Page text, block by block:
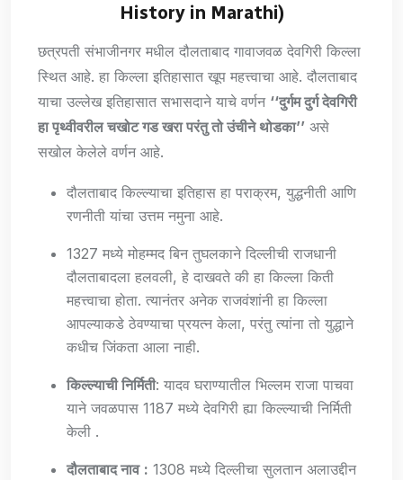
History in Marathi)
छत्रपती संभाजीनगर मधील दौलताबाद गावाजवळ देवगिरी किल्ला
स्थित आहे. हा किल्ला इतिहासात खूप महत्त्वाचा आहे. दौलताबाद
याचा उल्लेख इतिहासात सभासदाने याचे वर्णन ‘‘दुर्गम दुर्ग देवगिरी
हा पृथ्वीवरील चखोट गड खरा परंतु तो उंचीने थोडका’’ असे
सखोल केलेले वर्णन आहे.
दौलताबाद किल्ल्याचा इतिहास हा पराक्रम, युद्धनीती आणि
रणनीती यांचा उत्तम नमुना आहे.
1327 मध्ये मोहम्मद बिन तुघलकाने दिल्लीची राजधानी
दौलताबादला हलवली, हे दाखवते की हा किल्ला किती
महत्त्वाचा होता. त्यानंतर अनेक राजवंशांनी हा किल्ला
आपल्याकडे ठेवण्याचा प्रयत्न केला, परंतु त्यांना तो युद्धाने
कधीच जिंकता आला नाही.
किल्ल्याची निर्मिती: यादव घराण्यातील भिल्लम राजा पाचवा
याने जवळपास 1187 मध्ये देवगिरी ह्या किल्ल्याची निर्मिती
केली .
दौलताबाद नाव : 1308 मध्ये दिल्लीचा सुलतान अलाउद्दीन